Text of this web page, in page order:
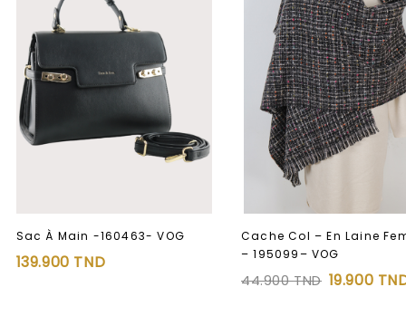
Sac À Main -160463- VOG
139.900 TND
Cache Col – En Laine
– 195099– VOG
44.900TND 19.900